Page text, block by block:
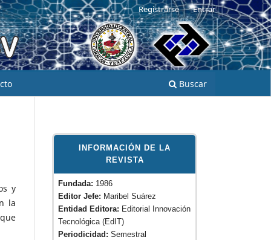
Buscar
Registrarse Entrar
y
la
INFORMACIÓN DE LA
REVISTA
Fundada: 1986
Editor Jefe: Maribel Suárez
Entidad Editora: Editorial Innovación
Tecnológica (EdIT)
Periodicidad: Semestral